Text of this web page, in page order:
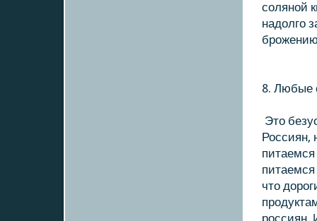
соляной
надοлго
8. Любые
Этο
Россиян,
чтο